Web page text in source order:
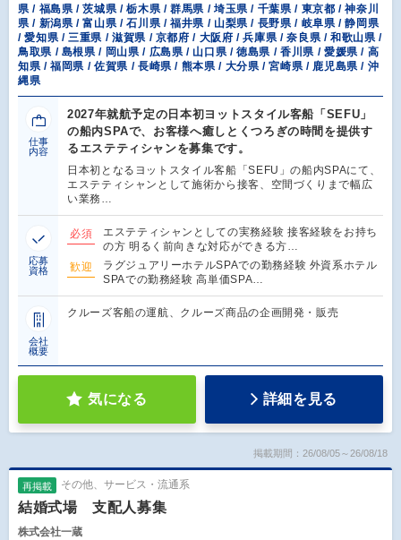
県 / 福島県 / 茨城県 / 栃木県 / 群馬県 / 埼玉県 / 千葉県 / 東京都 / 神奈川
県 / 新潟県 / 富山県 / 石川県 / 福井県 / 山梨県 / 長野県 / 岐阜県 / 静岡県
/ 愛知県 / 三重県 / 滋賀県 / 京都府 / 大阪府 / 兵庫県 / 奈良県 / 和歌山県 /
鳥取県 / 島根県 / 岡山県 / 広島県 / 山口県 / 徳島県 / 香川県 / 愛媛県 / 高
知県 / 福岡県 / 佐賀県 / 長崎県 / 熊本県 / 大分県 / 宮崎県 / 鹿児島県 / 沖
縄県
仕事
内容
2027年就航予定の日本初ヨットスタイル客船「SEFU」
の船内SPAで、お客様へ癒しとくつろぎの時間を提供す
るエステティシャンを募集です。
日本初となるヨットスタイル客船「SEFU」の船内SPAにて、
エステティシャンとして施術から接客、空間づくりまで幅広
い業務…
応募
資格
必須
エステティシャンとしての実務経験 接客経験をお持ち
の方 明るく前向きな対応ができる方…
歓迎
ラグジュアリーホテルSPAでの勤務経験 外資系ホテル
SPAでの勤務経験 高単価SPA…
会社
概要
クルーズ客船の運航、クルーズ商品の企画開発・販売
気になる 詳細を見る
掲載期間：26/08/05～26/08/18
再掲載 その他、サービス・流通系
結婚式場 支配人募集
株式会社一蔵